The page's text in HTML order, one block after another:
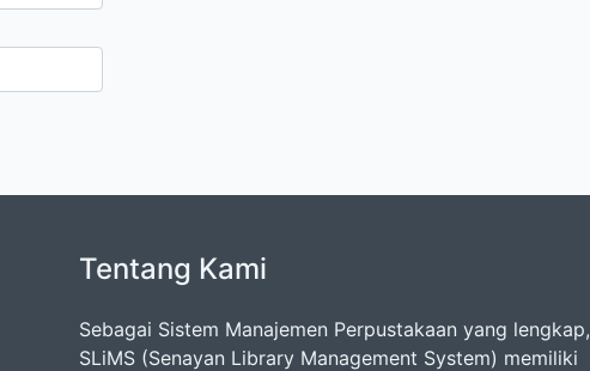
Tentang Kami
Sebagai Sistem Manajemen Perpustakaan yang lengkap,
SLiMS (Senayan Library Management System) memiliki